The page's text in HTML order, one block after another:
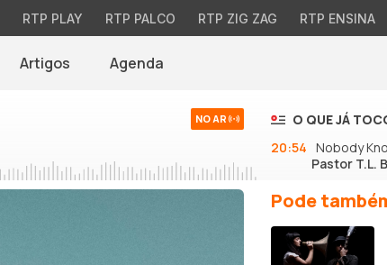
RTP PLAY RTP PALCO RTP ZIG ZAG RTP ENSINA
Artigos Agenda
NO AR
O QUE JÁ
20:54 Nobody
Pastor T.L.
Pode